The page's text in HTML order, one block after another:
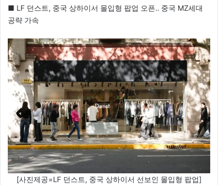
■ LF 던스트, 중국 상하이서 몰입형 팝업 오픈.. 중국 MZ세대
공략 가속
[사진제공=LF 던스트, 중국 상하이서 선보인 몰입형 팝업]